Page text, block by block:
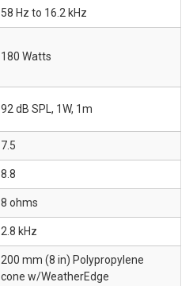
58 Hz to 16.2 kHz
180 Watts
92 dB SPL, 1W, 1m
7.5
8.8
8 ohms
2.8 kHz
200 mm (8 in) Polypropylene
cone w/WeatherEdge